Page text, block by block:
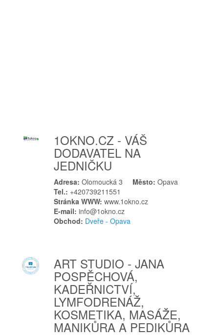
Šluknov
Toužim
Tovačov
Třebechovice pod Orebem
1OKNO.CZ - VÁŠ
DODAVATEL NA
JEDNIČKU
Adresa: Olomoucká 3 Město: Opava
Tel.: +420739211551
Stránka WWW: www.1okno.cz
E-mail: info@1okno.cz
Obchod: Dveře - Opava
ART STUDIO - JANA
POSPĚCHOVÁ,
KADEŘNICTVÍ,
LYMFODRENÁŽ,
KOSMETIKA, MASÁŽE,
MANIKŮRA A PEDIKŮRA